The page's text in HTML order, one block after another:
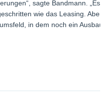
sagte Bandmann. „Es
wie das Leasing. Aber
in dem noch ein Ausbau